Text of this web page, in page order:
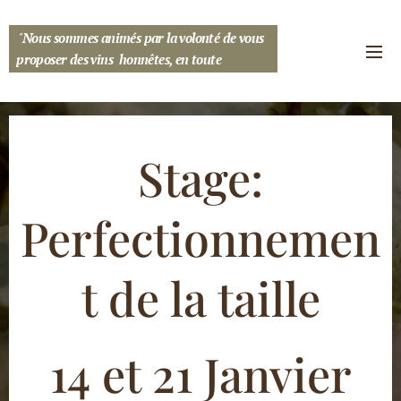
"Nous sommes animés par la volonté de vous
proposer des vins honnêtes, en toute
Stage:
Perfectionnemen
t de la taille
14 et 21 Janvier